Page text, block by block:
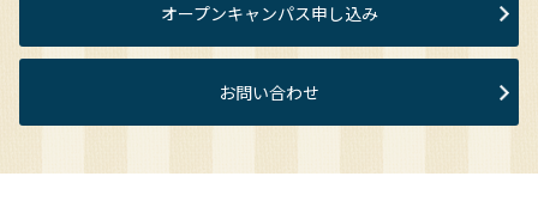
オープンキャンパス申し込み
お問い合わせ